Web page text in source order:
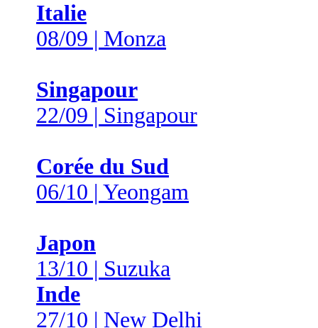
Italie
08/09 | Monza
Singapour
22/09 | Singapour
Corée du Sud
06/10 | Yeongam
Japon
13/10 | Suzuka
Inde
27/10 | New Delhi